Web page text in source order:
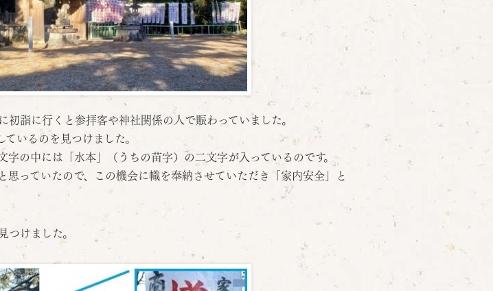
詣に行くと参拝客や神社関係の人で賑わっていました。
いるのを見つけました。
の中には「水本」（うちの苗字）の二文字が入っているのです。
っていたので、この機会に幟を奉納させていただき「家内安全」と
つけました。